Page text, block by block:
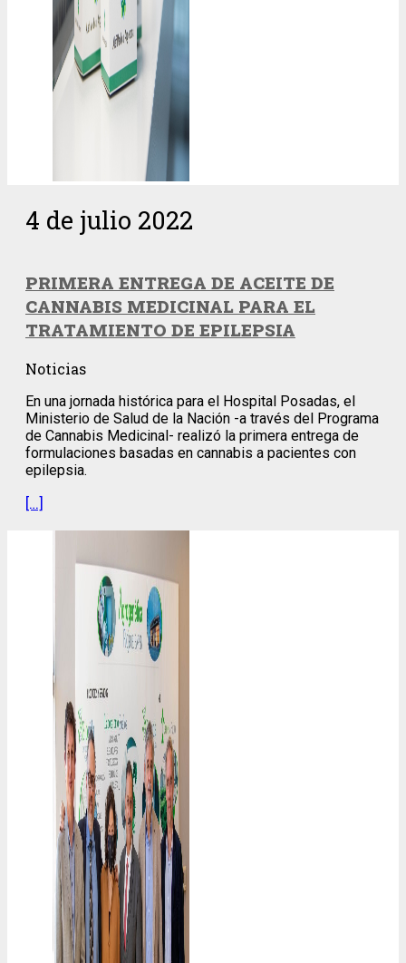
4 de julio 2022
PRIMERA ENTREGA DE ACEITE DE
CANNABIS MEDICINAL PARA EL
TRATAMIENTO DE EPILEPSIA
Noticias
En una jornada histórica para el Hospital Posadas, el
Ministerio de Salud de la Nación -a través del Programa
de Cannabis Medicinal- realizó la primera entrega de
formulaciones basadas en cannabis a pacientes con
epilepsia.
[…]